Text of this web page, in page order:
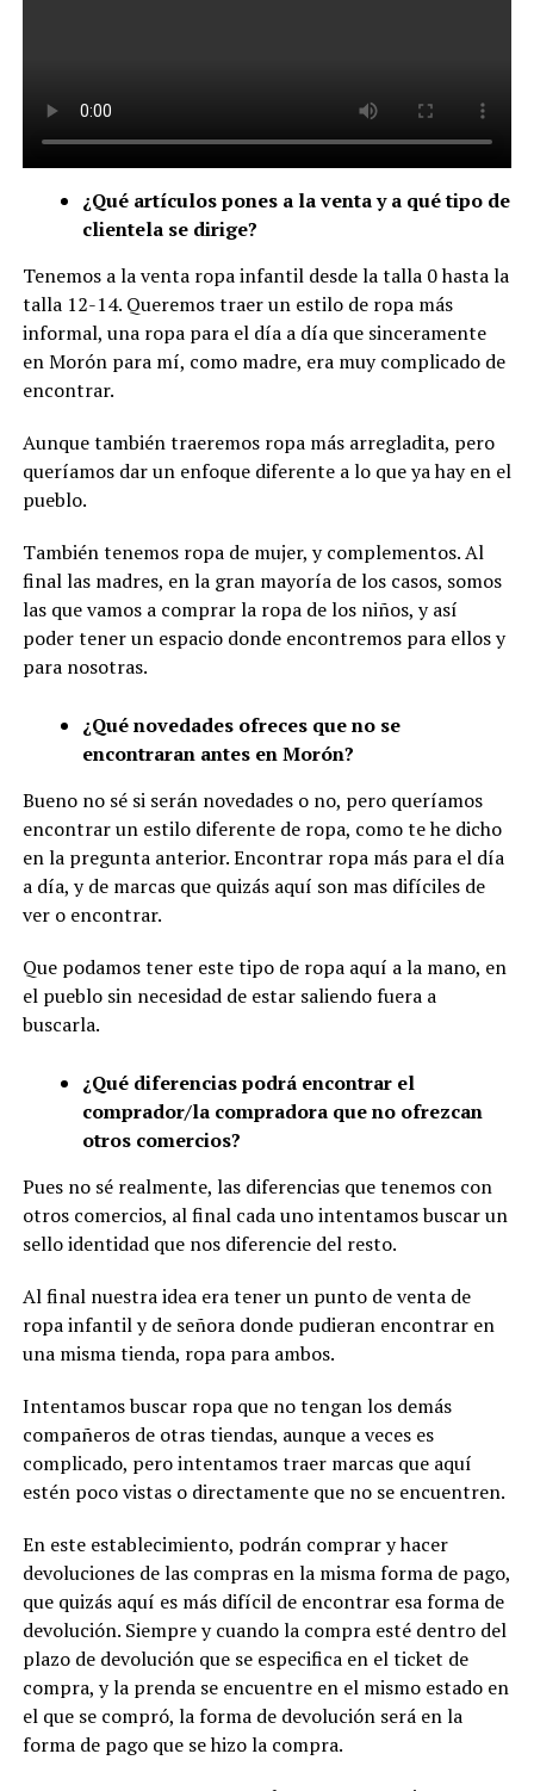
¿Qué artículos pones a la venta y a qué tipo de
clientela se dirige?
Tenemos a la venta ropa infantil desde la talla 0 hasta la
talla 12-14. Queremos traer un estilo de ropa más
informal, una ropa para el día a día que sinceramente
en Morón para mí, como madre, era muy complicado de
encontrar.
Aunque también traeremos ropa más arregladita, pero
queríamos dar un enfoque diferente a lo que ya hay en el
pueblo.
También tenemos ropa de mujer, y complementos. Al
final las madres, en la gran mayoría de los casos, somos
las que vamos a comprar la ropa de los niños, y así
poder tener un espacio donde encontremos para ellos y
para nosotras.
¿Qué novedades ofreces que no se
encontraran antes en Morón?
Bueno no sé si serán novedades o no, pero queríamos
encontrar un estilo diferente de ropa, como te he dicho
en la pregunta anterior. Encontrar ropa más para el día
a día, y de marcas que quizás aquí son mas difíciles de
ver o encontrar.
Que podamos tener este tipo de ropa aquí a la mano, en
el pueblo sin necesidad de estar saliendo fuera a
buscarla.
¿Qué diferencias podrá encontrar el
comprador/la compradora que no ofrezcan
otros comercios?
Pues no sé realmente, las diferencias que tenemos con
otros comercios, al final cada uno intentamos buscar un
sello identidad que nos diferencie del resto.
Al final nuestra idea era tener un punto de venta de
ropa infantil y de señora donde pudieran encontrar en
una misma tienda, ropa para ambos.
Intentamos buscar ropa que no tengan los demás
compañeros de otras tiendas, aunque a veces es
complicado, pero intentamos traer marcas que aquí
estén poco vistas o directamente que no se encuentren.
En este establecimiento, podrán comprar y hacer
devoluciones de las compras en la misma forma de pago,
que quizás aquí es más difícil de encontrar esa forma de
devolución. Siempre y cuando la compra esté dentro del
plazo de devolución que se especifica en el ticket de
compra, y la prenda se encuentre en el mismo estado en
el que se compró, la forma de devolución será en la
forma de pago que se hizo la compra.